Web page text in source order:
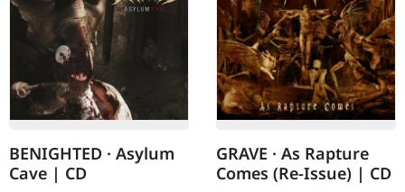
BENIGHTED · Asylum
Cave | CD
GRAVE · As Rapture
Comes (Re-Issue) | CD